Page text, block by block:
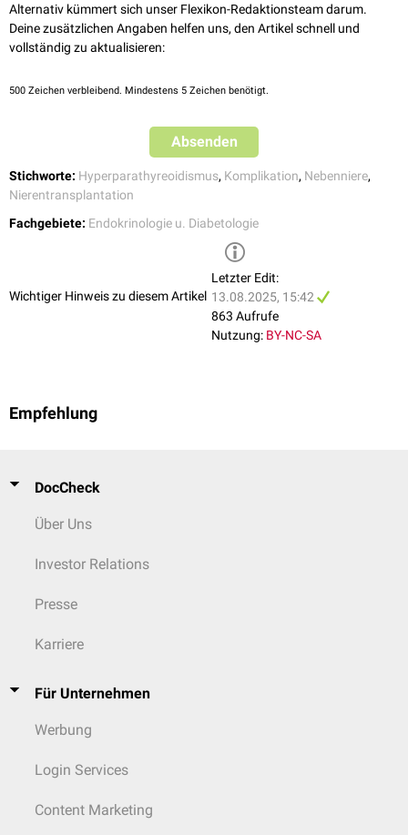
Mild bis moderat (1,0–2,3 mg/dL): phosphatreiche Ernährung
Schwer (<1 mg/dL)
bei Hyperkalziämie → Phosphatreiche Ernährung und Phosphat-
bei Hypokalzämie
Normales 25-OH-Vitamin D → Aktiviertes
Calcitriol
) beginnend mit 0,25 µg/Tag
Alternativ kümmert sich unser Flexikon-Redaktionsteam darum.
Deine zusätzlichen Angaben helfen uns, den Artikel schnell und
vollständig zu aktualisieren:
500 Zeichen verbleibend. Mindestens 5 Zeichen benötigt.
Absenden
Stichworte: Hyperparathyreoidismus, Komplikation, Nebenniere,
Nierentransplantation
Fachgebiete: Endokrinologie u. Diabetologie
Wichtiger Hinweis zu diesem Artikel
Letzter Edit:
13.08.2025, 15:42
863 Aufrufe
Nutzung: BY-NC-SA
Empfehlung
DocCheck
Über Uns
Investor Relations
Presse
Karriere
Für Unternehmen
Werbung
Login Services
Content Marketing